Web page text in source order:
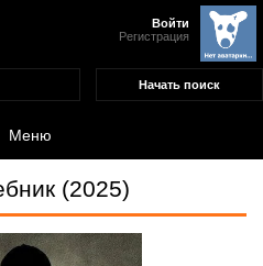
Войти
Регистрация
Меню
(2025)